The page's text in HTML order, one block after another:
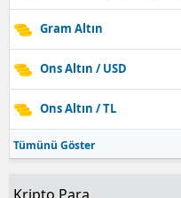
Gram Altın
Ons Altın / USD
Ons Altın / TL
Tümünü Göster